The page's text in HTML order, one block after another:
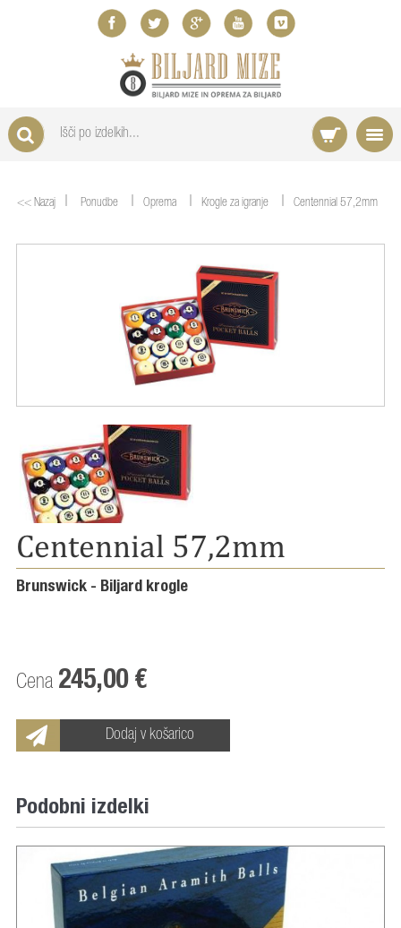
<< Nazaj | Ponudbe | Oprema | Krogle za igranje | Centennial 57,2mm
Centennial 57,2mm
Brunswick - Biljard krogle
Cena 245,00 €
Dodaj v košarico
Podobni izdelki